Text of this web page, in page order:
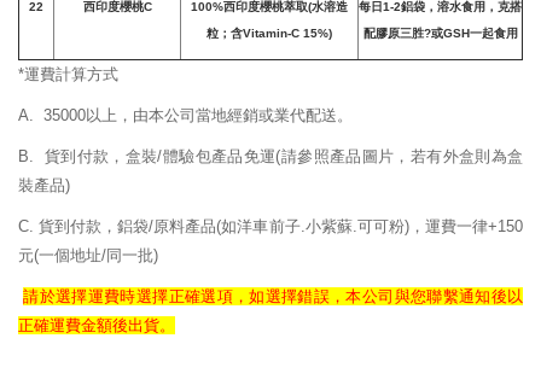
22 西印度櫻桃C 100%西印度櫻桃萃取(水溶造
粒；含Vitamin-C 15%)
每日1-2鋁袋，溶水食用，克搭
配膠原三胜?或GSH一起食用
*運費計算方式
A. 35000以上，由本公司當地經銷或業代配送。
B. 貨到付款，盒裝/體驗包產品免運(請參照產品圖片，若有外盒則為盒
裝產品)
C. 貨到付款，鋁袋/原料產品(如洋車前子.小紫蘇.可可粉)，運費一律+150
元(一個地址/同一批)
請於選擇運費時選擇正確選項，如選擇錯誤，本公司與您聯繫通知後以
正確運費金額後出貨。